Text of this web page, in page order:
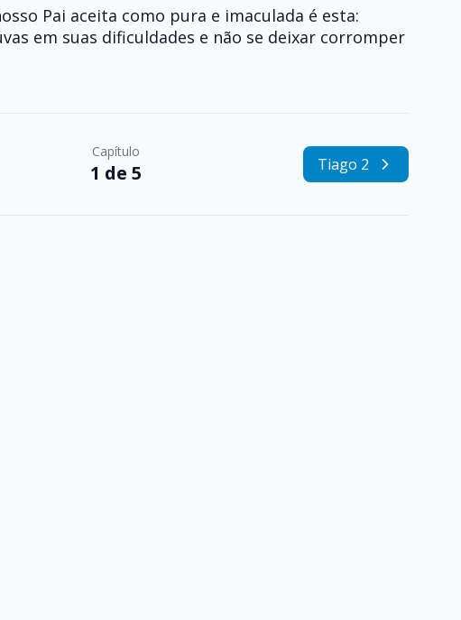
Pai aceita como pura e imaculada é esta:
em suas dificuldades e não se deixar corromper
Capítulo
1 de 5 Tiago 2